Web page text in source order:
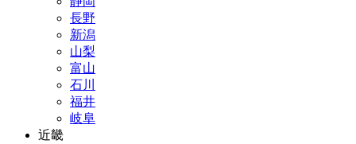
長野
新潟
山梨
富山
石川
福井
岐阜
近畿